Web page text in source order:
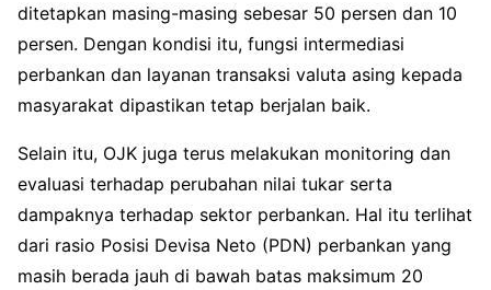
ditetapkan masing-masing sebesar 50 persen dan 10
persen. Dengan kondisi itu, fungsi intermediasi
perbankan dan layanan transaksi valuta asing kepada
masyarakat dipastikan tetap berjalan baik.
Selain itu, OJK juga terus melakukan monitoring dan
evaluasi terhadap perubahan nilai tukar serta
dampaknya terhadap sektor perbankan. Hal itu terlihat
dari rasio Posisi Devisa Neto (PDN) perbankan yang
masih berada jauh di bawah batas maksimum 20